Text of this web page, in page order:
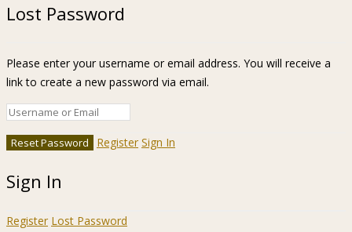
Lost Password
Please enter your username or email address. You will receive a
link to create a new password via email.
Register Sign In
Sign In
Register Lost Password